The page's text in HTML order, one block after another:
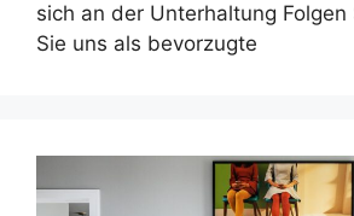
sich an der Unterhaltung Folgen
Sie uns als bevorzugte